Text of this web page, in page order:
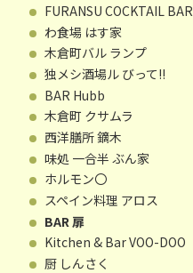
FURANSU COCKTAIL BAR
わ食場 はす家
木倉町バル ランプ
独メシ酒場ル びって!!
BAR Hubb
木倉町 クサムラ
西洋膳所 鏑木
味処 一合半 ぶん家
ホルモン〇
スペイン料理 アロス
BAR 扉
Kitchen & Bar VOO-DOO
厨 しんさく